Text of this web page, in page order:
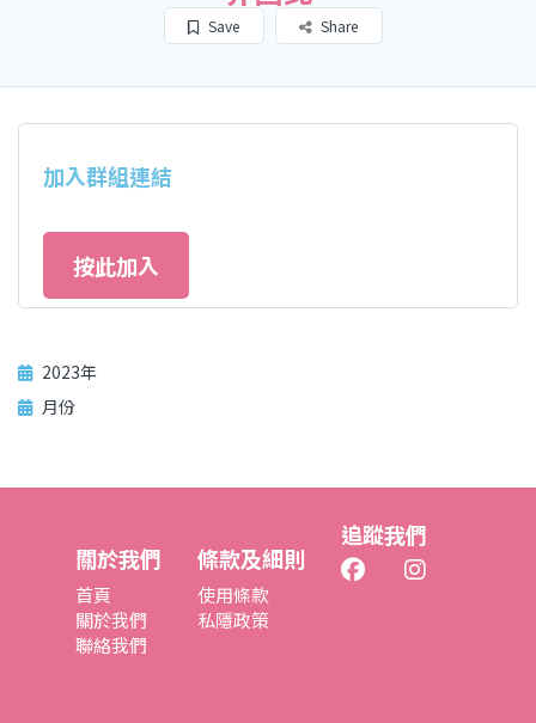
Save Share
加入群組連結
按此加入
2023年
月份
關於我們
首頁
關於我們
聯絡我們
條款及細則
使用條款
私隱政策
追蹤我們